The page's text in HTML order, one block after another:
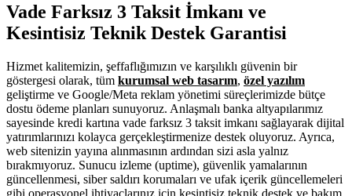
Vade Farksız 3 Taksit İmkanı ve
Kesintisiz Teknik Destek Garantisi
Hizmet kalitemizin, şeffaflığımızın ve karşılıklı güvenin bir
göstergesi olarak, tüm kurumsal web tasarım, özel yazılım
geliştirme ve Google/Meta reklam yönetimi süreçlerimizde bütçe
dostu ödeme planları sunuyoruz. Anlaşmalı banka altyapılarımız
sayesinde kredi kartına vade farksız 3 taksit imkanı sağlayarak dijital
yatırımlarınızı kolayca gerçekleştirmenize destek oluyoruz. Ayrıca,
web sitenizin yayına alınmasının ardından sizi asla yalnız
bırakmıyoruz. Sunucu izleme (uptime), güvenlik yamalarının
güncellenmesi, siber saldırı korumaları ve ufak içerik güncellemeleri
gibi operasyonel ihtiyaçlarınız için kesintisiz teknik destek ve bakım